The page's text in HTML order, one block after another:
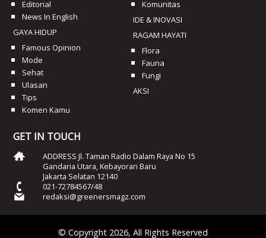
Editorial
News In English
GAYA HIDUP
Famous Opinion
Mode
Sehat
Ulasan
Tips
Komen Kamu
Komunitas
IDE & INOVASI
RAGAM HAYATI
Flora
Fauna
Fungi
AKSI
GET IN TOUCH
ADDRESS Jl. Taman Radio Dalam Raya No 15
Gandaria Utara, Kebayoran Baru
Jakarta Selatan 12140
021-72784567/48
redaksi@greenersmagz.com
© Copyright 2026, All Rights Reserved